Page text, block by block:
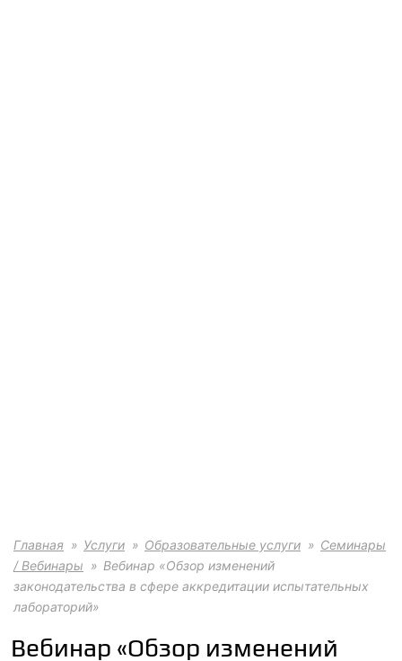
Главная Услуги Образовательные услуги
Семинары
/ Вебинары
Вебинар «Обзор изменений
законодательства в сфере аккредитации испытательных
лабораторий»
Вебинар «Обзор изменений